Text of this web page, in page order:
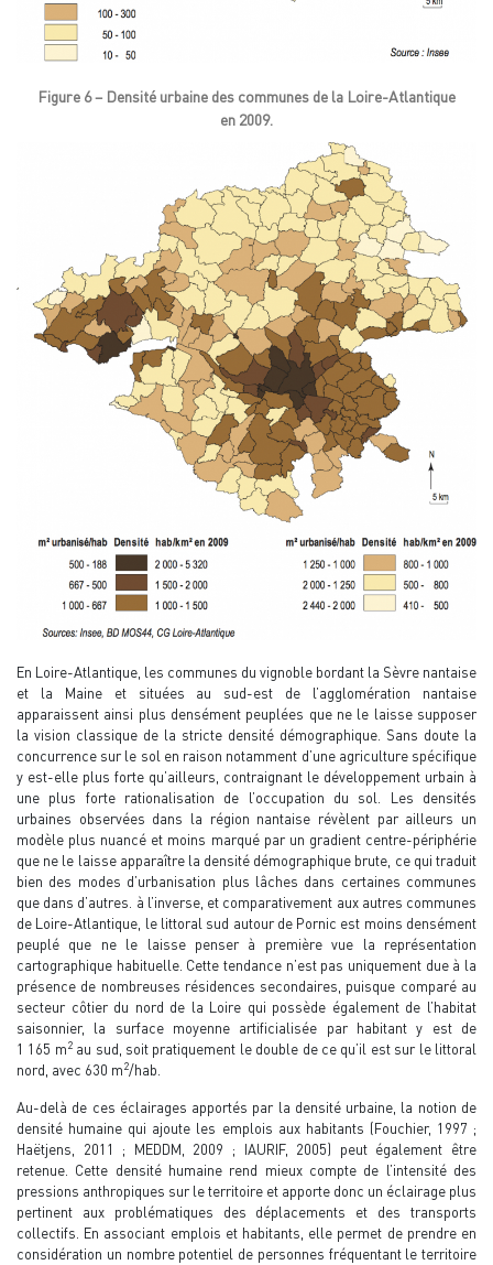
Figure 6 – Densité urbaine des communes de la Loire-Atlantique
en 2009.
En Loire-Atlantique, les communes du vignoble bordant la Sèvre nantaise
et la Maine et situées au sud-est de l’agglomération nantaise
apparaissent ainsi plus densément peuplées que ne le laisse supposer
la vision classique de la stricte densité démographique. Sans doute la
concurrence sur le sol en raison notamment d’une agriculture spécifique
y est-elle plus forte qu’ailleurs, contraignant le développement urbain à
une plus forte rationalisation de l’occupation du sol. Les densités
urbaines observées dans la région nantaise révèlent par ailleurs un
modèle plus nuancé et moins marqué par un gradient centre-périphérie
que ne le laisse apparaître la densité démographique brute, ce qui traduit
bien des modes d’urbanisation plus lâches dans certaines communes
que dans d’autres. à l’inverse, et comparativement aux autres communes
de Loire-Atlantique, le littoral sud autour de Pornic est moins densément
peuplé que ne le laisse penser à première vue la représentation
cartographique habituelle. Cette tendance n’est pas uniquement due à la
présence de nombreuses résidences secondaires, puisque comparé au
secteur côtier du nord de la Loire qui possède également de l’habitat
saisonnier, la surface moyenne artificialisée par habitant y est de
1 165 m2au sud, soit pratiquement le double de ce qu’il est sur le littoral
nord, avec 630 m2/hab.
Au-delà de ces éclairages apportés par la densité urbaine, la notion de
densité humaine qui ajoute les emplois aux habitants (Fouchier, 1997 ;
Haëtjens, 2011 ; MEDDM, 2009 ; IAURIF, 2005) peut également être
retenue. Cette densité humaine rend mieux compte de l’intensité des
pressions anthropiques sur le territoire et apporte donc un éclairage plus
pertinent aux problématiques des déplacements et des transports
collectifs. En associant emplois et habitants, elle permet de prendre en
considération un nombre potentiel de personnes fréquentant le territoire